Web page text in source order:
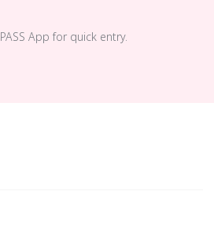
App for quick entry.